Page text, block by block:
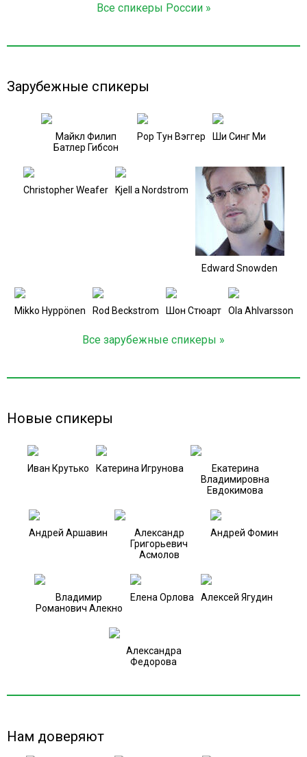
Все спикеры России »
Зарубежные спикеры
Майкл Филип
Батлер Гибсон
Рор Тун Вэггер Ши Синг Ми
Christopher Weafer Kjell a Nordstrom
Edward Snowden
Mikko Hyppönen Rod Beckstrom Шон Стюарт Ola Ahlvarsson
Все зарубежные спикеры »
Новые спикеры
Иван Крутько Катерина Игрунова
Екатерина
Владимировна
Евдокимова
Андрей Аршавин
Александр
Григорьевич
Асмолов
Андрей Фомин
Владимир
Романович Алекно
Елена Орлова Алексей Ягудин
Александра
Федорова
Нам доверяют